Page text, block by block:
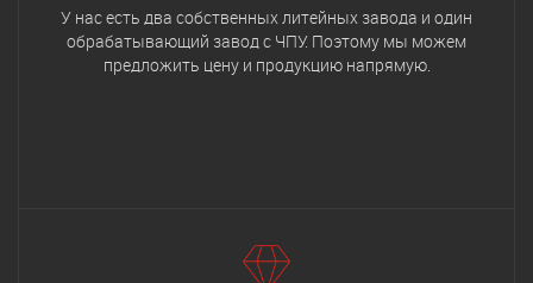
У нас есть два собственных литейных завода и один
обрабатывающий завод с ЧПУ. Поэтому мы можем
предложить цену и продукцию напрямую.